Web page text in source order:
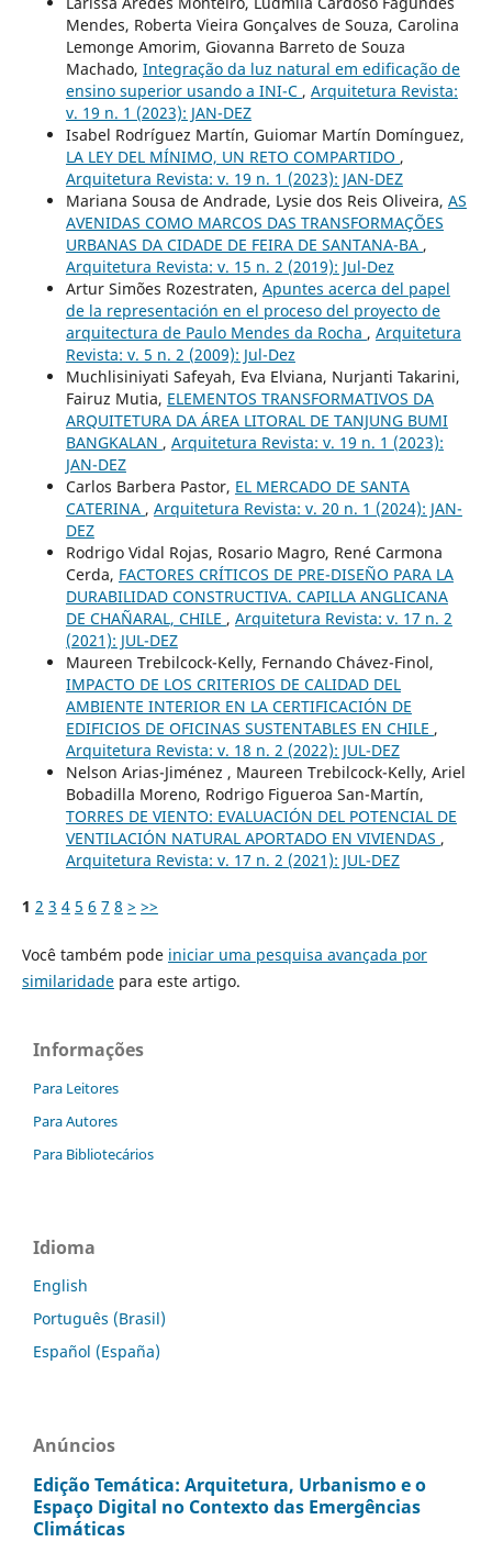
Mendes, Roberta Vieira Gonçalves de Souza, Carolina
Lemonge Amorim, Giovanna Barreto de Souza
Machado, Integração da luz natural em edificação de
ensino superior usando a INI-C , Arquitetura Revista:
v. 19 n. 1 (2023): JAN-DEZ
Isabel Rodríguez Martín, Guiomar Martín Domínguez,
LA LEY DEL MÍNIMO, UN RETO COMPARTIDO ,
Arquitetura Revista: v. 19 n. 1 (2023): JAN-DEZ
Mariana Sousa de Andrade, Lysie dos Reis Oliveira, AS
AVENIDAS COMO MARCOS DAS TRANSFORMAÇÕES
URBANAS DA CIDADE DE FEIRA DE SANTANA-BA ,
Arquitetura Revista: v. 15 n. 2 (2019): Jul-Dez
Artur Simões Rozestraten, Apuntes acerca del papel
de la representación en el proceso del proyecto de
arquitectura de Paulo Mendes da Rocha , Arquitetura
Revista: v. 5 n. 2 (2009): Jul-Dez
Muchlisiniyati Safeyah, Eva Elviana, Nurjanti Takarini,
Fairuz Mutia, ELEMENTOS TRANSFORMATIVOS DA
ARQUITETURA DA ÁREA LITORAL DE TANJUNG BUMI
BANGKALAN , Arquitetura Revista: v. 19 n. 1 (2023):
JAN-DEZ
Carlos Barbera Pastor, EL MERCADO DE SANTA
CATERINA , Arquitetura Revista: v. 20 n. 1 (2024): JAN-
DEZ
Rodrigo Vidal Rojas, Rosario Magro, René Carmona
Cerda, FACTORES CRÍTICOS DE PRE-DISEÑO PARA LA
DURABILIDAD CONSTRUCTIVA. CAPILLA ANGLICANA
DE CHAÑARAL, CHILE , Arquitetura Revista: v. 17 n. 2
(2021): JUL-DEZ
Maureen Trebilcock-Kelly, Fernando Chávez-Finol,
IMPACTO DE LOS CRITERIOS DE CALIDAD DEL
AMBIENTE INTERIOR EN LA CERTIFICACIÓN DE
EDIFICIOS DE OFICINAS SUSTENTABLES EN CHILE ,
Arquitetura Revista: v. 18 n. 2 (2022): JUL-DEZ
Nelson Arias-Jiménez , Maureen Trebilcock-Kelly, Ariel
Bobadilla Moreno, Rodrigo Figueroa San-Martín,
TORRES DE VIENTO: EVALUACIÓN DEL POTENCIAL DE
VENTILACIÓN NATURAL APORTADO EN VIVIENDAS ,
Arquitetura Revista: v. 17 n. 2 (2021): JUL-DEZ
1 2 3 4 5 6 7 8 > >>
Você também pode iniciar uma pesquisa avançada por
similaridadepara este artigo.
Informações
Para Leitores
Para Autores
Para Bibliotecários
Idioma
English
Português (Brasil)
Español (España)
Anúncios
Edição Temática: Arquitetura, Urbanismo e o
Espaço Digital no Contexto das Emergências
Climáticas